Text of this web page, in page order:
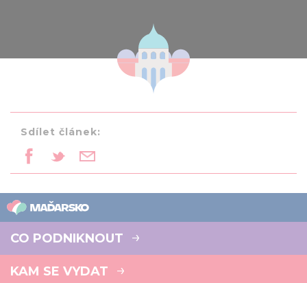
Sdílet článek:
CO PODNIKNOUT
KAM SE VYDAT